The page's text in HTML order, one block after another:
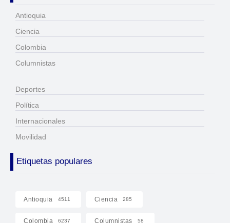
Antioquia
Ciencia
Colombia
Columnistas
Deportes
Política
Internacionales
Movilidad
Etiquetas populares
Antioquia 4511 Ciencia 285
Colombia 6237 Columnistas 58